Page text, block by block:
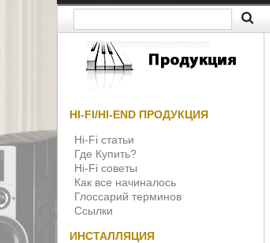
HI-FI/HI-END ПРОДУКЦИЯ
Hi-Fi статьи
Где Купить?
Hi-Fi советы
Как все начиналось
Глоссарий терминов
Ссылки
ИНСТАЛЛЯЦИЯ